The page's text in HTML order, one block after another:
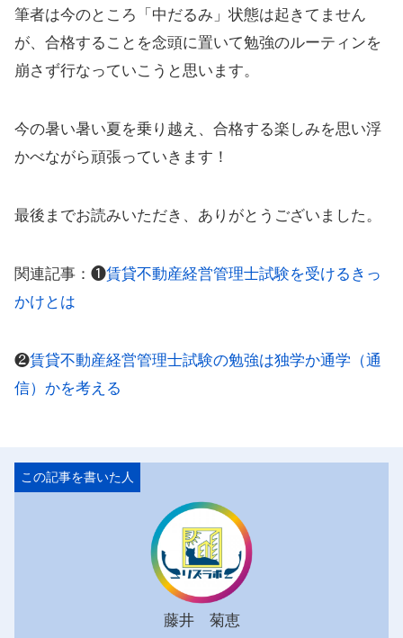
筆者は今のところ「中だるみ」状態は起きてません
が、合格することを念頭に置いて勉強のルーティンを
崩さず行なっていこうと思います。
今の暑い暑い夏を乗り越え、合格する楽しみを思い浮
かべながら頑張っていきます！
最後までお読みいただき、ありがとうございました。
関連記事：❶賃貸不動産経営管理士試験を受けるきっ
かけとは
❷賃貸不動産経営管理士試験の勉強は独学か通学（通
信）かを考える
藤井 菊恵